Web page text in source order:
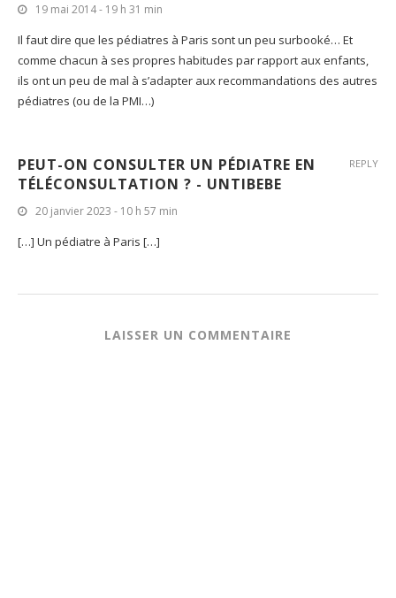
19 mai 2014 - 19 h 31 min
Il faut dire que les pédiatres à Paris sont un peu surbooké… Et
comme chacun à ses propres habitudes par rapport aux enfants,
ils ont un peu de mal à s’adapter aux recommandations des autres
pédiatres (ou de la PMI…)
PEUT-ON CONSULTER UN PÉDIATRE EN
TÉLÉCONSULTATION ? - UNTIBEBE
20 janvier 2023 - 10 h 57 min
[…] Un pédiatre à Paris […]
REPLY
LAISSER UN COMMENTAIRE